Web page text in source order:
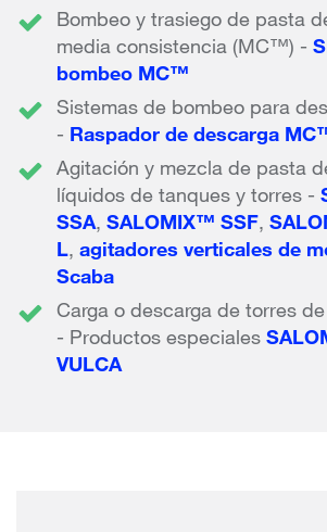
Bombeo y trasiego de pasta
media consistencia (MC™) -
bombeo MC™
Sistemas de bombeo para
- Raspador de descarga
Agitación y mezcla de pasta
líquidos de tanques y torres -
SSA, SALOMIX™ SSF,
L, agitadores verticales de
Scaba
Carga o descarga de torres
- Productos especiales
VULCA